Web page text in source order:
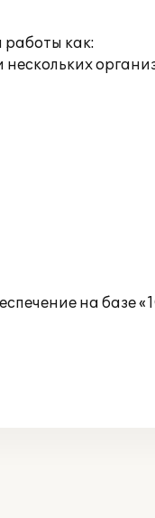
работы как:
нескольких
на базе